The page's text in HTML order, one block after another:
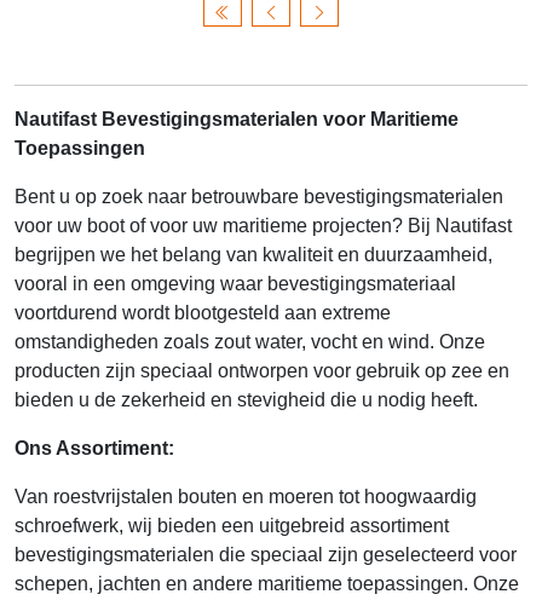
Nautifast Bevestigingsmaterialen voor Maritieme
Toepassingen
Bent u op zoek naar betrouwbare bevestigingsmaterialen
voor uw boot of voor uw maritieme projecten? Bij Nautifast
begrijpen we het belang van kwaliteit en duurzaamheid,
vooral in een omgeving waar bevestigingsmateriaal
voortdurend wordt blootgesteld aan extreme
omstandigheden zoals zout water, vocht en wind. Onze
producten zijn speciaal ontworpen voor gebruik op zee en
bieden u de zekerheid en stevigheid die u nodig heeft.
Ons Assortiment:
Van roestvrijstalen bouten en moeren tot hoogwaardig
schroefwerk, wij bieden een uitgebreid assortiment
bevestigingsmaterialen die speciaal zijn geselecteerd voor
schepen, jachten en andere maritieme toepassingen. Onze